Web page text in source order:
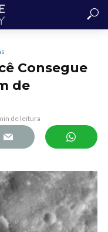
Consegue
de
de leitura